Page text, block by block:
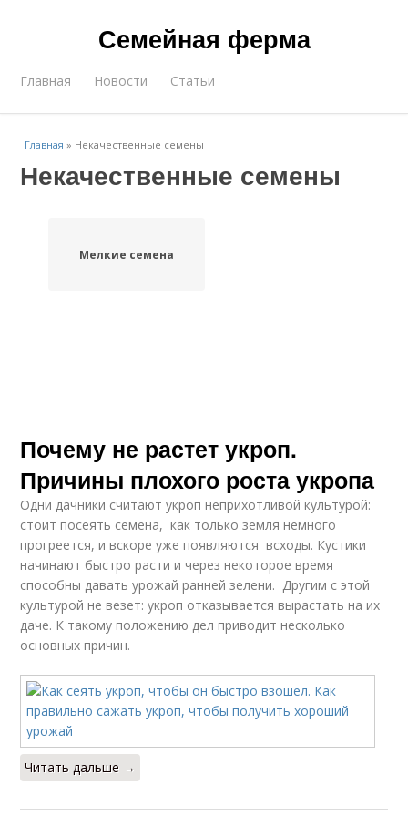
Семейная ферма
Главная Новости Статьи
Главная » Некачественные семены
Некачественные семены
Мелкие семена
Почему не растет укроп.
Причины плохого роста укропа
Одни дачники считают укроп неприхотливой культурой:
стоит посеять семена, как только земля немного
прогреется, и вскоре уже появляются всходы. Кустики
начинают быстро расти и через некоторое время
способны давать урожай ранней зелени. Другим с этой
культурой не везет: укроп отказывается вырастать на их
даче. К такому положению дел приводит несколько
основных причин.
Читать дальше →